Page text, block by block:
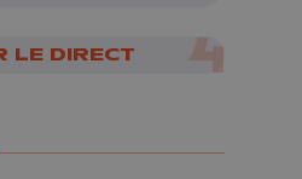
LE DIRECT